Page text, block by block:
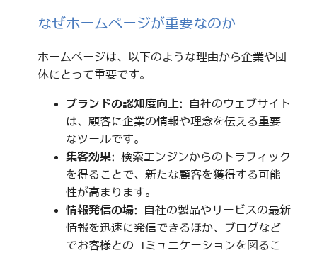
なぜホームページが重要なのか
ホームページは、以下のような理由から企業や団
体にとって重要です。
ブランドの認知度向上: 自社のウェブサイト
は、顧客に企業の情報や理念を伝える重要
なツールです。
集客効果: 検索エンジンからのトラフィック
を得ることで、新たな顧客を獲得する可能
性が高まります。
情報発信の場: 自社の製品やサービスの最新
情報を迅速に発信できるほか、ブログなど
でお客様とのコミュニケーションを図るこ